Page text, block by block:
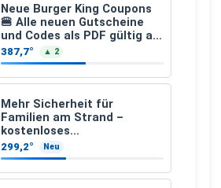
Neue Burger King Coupons
🍔 Alle neuen Gutscheine
und Codes als PDF gültig ab
25.07.2026 bis 04.09.2026
387,7° ▲ 2
Mehr Sicherheit für
Familien am Strand –
kostenloses
Kindersuchband der DLRG
299,2° Neu